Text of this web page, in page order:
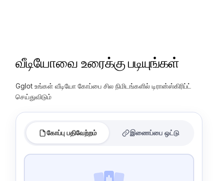
வீடியோவை உரைக்கு படியுங்கள்
Gglot உங்கள் வீடியோ கோப்பை சில நிமிடங்களில் டிரான்ஸ்கிரிப்ட்
செய்துவிடும்
கோப்பு பதிவேற்றம் இணைப்பை ஒட்டு